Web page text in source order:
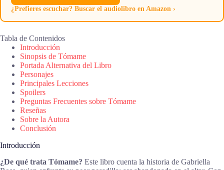
¿Prefieres escuchar? Buscar el audiolibro en Amazon ›
Tabla de Contenidos
Introducción
Sinopsis de Tómame
Portada Alternativa del Libro
Personajes
Principales Lecciones
Spoilers
Preguntas Frecuentes sobre Tómame
Reseñas
Sobre la Autora
Conclusión
Introducción
¿De qué trata Tómame? Este libro cuenta la historia de Gabriella